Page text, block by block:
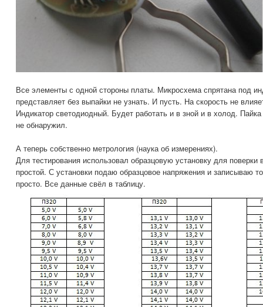
Все элементы с одной стороны платы. Микросхема спрятана под
представляет без выпайки не узнать. И пусть. На скорость не
Индикатор светодиодный. Будет работать и в зной и в холод.
не обнаружил.
А теперь собственно метрология (наука об измерениях).
Для тестирования использовал образцовую установку для
простой. С установки подаю образцовое напряжения и записываю
просто. Все данные свёл в таблицу.